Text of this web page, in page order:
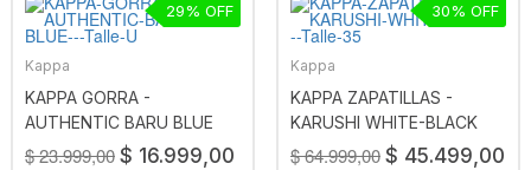
Kappa
KAPPA GORRA -
AUTHENTIC BARU BLUE
$ 23.999,00 $ 16.999,00
29
Kappa
KAPPA ZAPATILLAS -
KARUSHI WHITE-BLACK
$ 64.999,00 $ 45.499,00
30